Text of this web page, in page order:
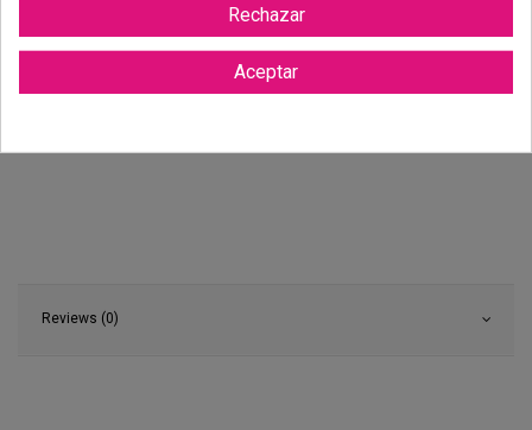
Reviews (0)
Rechazar
Aceptar